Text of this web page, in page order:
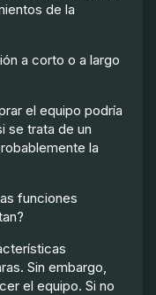
de la
a corto o a largo
el equipo podría
se trata de un
la
funciones
Sin embargo,
el equipo. Si no